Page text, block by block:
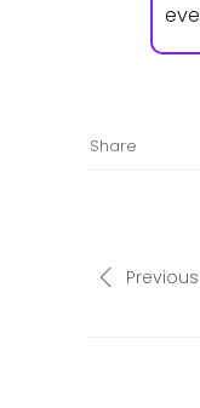
Share
Previous